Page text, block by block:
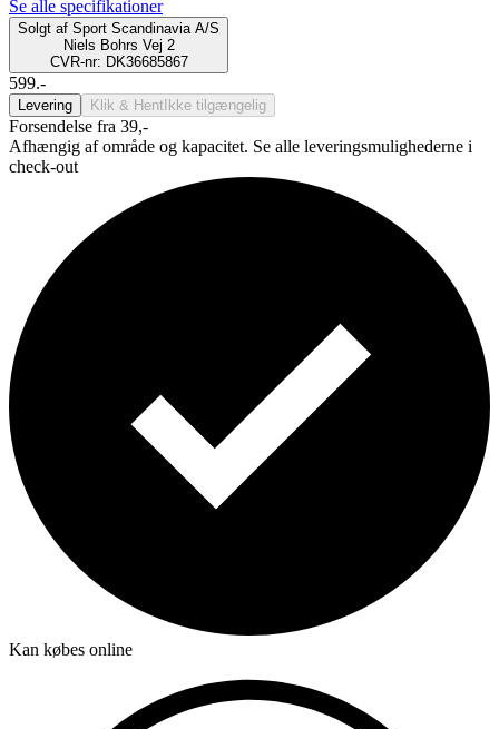
Se alle specifikationer
Solgt af Sport Scandinavia A/S
Niels Bohrs Vej 2
CVR-nr: DK36685867
599.-
Levering Klik & Hent Ikke tilgængelig
Forsendelse fra 39,-
Afhængig af område og kapacitet. Se alle leveringsmulighederne i
check-out
Kan købes online